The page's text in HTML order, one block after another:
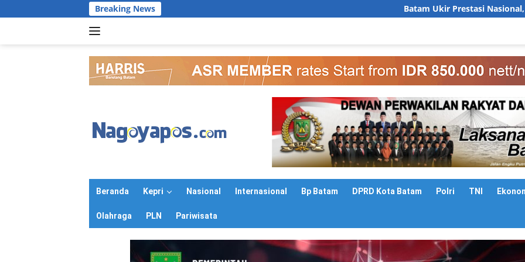
ke
Breaking News Batam Ukir Prestasi Nasional, Sekda Firmansyah
Beranda Kepri Nasional Internasional Bp Batam DPRD Kota Batam Polri TNI
Olahraga PLN Pariwisata